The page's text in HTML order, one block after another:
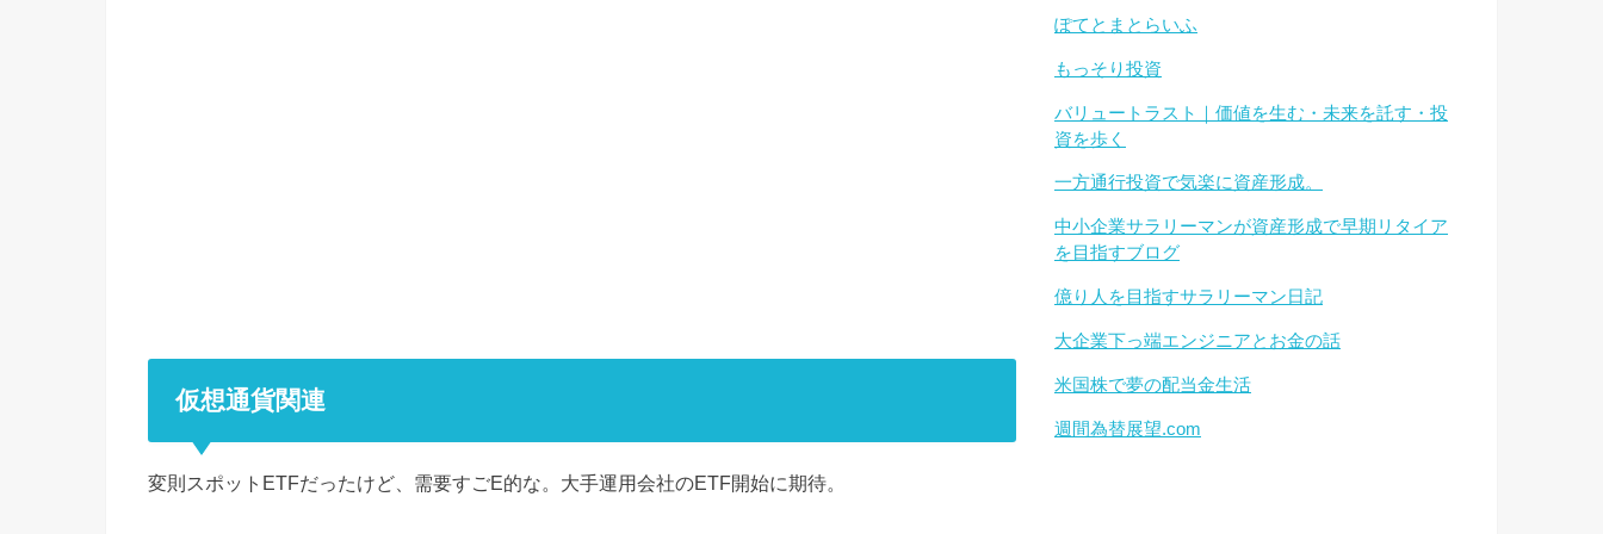
仮想通貨関連
変則スポットETFだったけど、需要すごE的な。大手運用会社のETF開始に期待。
ぽてとまとらいふ
もっそり投資
バリュートラスト｜価値を生む・未来を託す・投
資を歩く
一方通行投資で気楽に資産形成。
中小企業サラリーマンが資産形成で早期リタイア
を目指すブログ
億り人を目指すサラリーマン日記
大企業下っ端エンジニアとお金の話
米国株で夢の配当金生活
週間為替展望.com